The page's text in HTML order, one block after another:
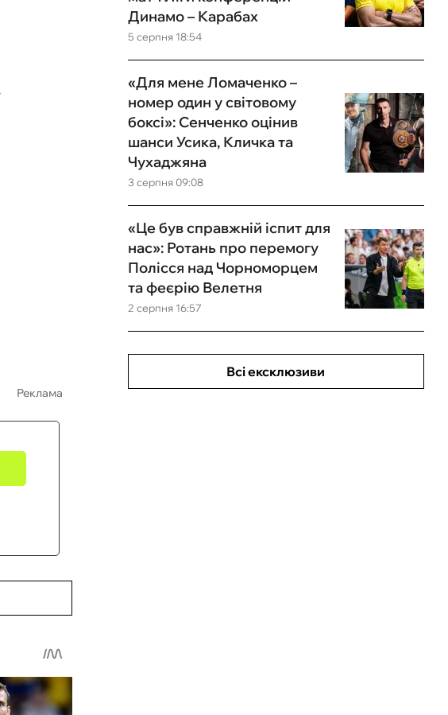
Реклама
5 серпня 18:54
Динамо – Карабах
3 серпня 09:08
«Для мене Ломаченко –
номер один у світовому
боксі»: Сенченко оцінив
шанси Усика, Кличка та
Чухаджяна
2 серпня 16:57
«Це був справжній іспит для
нас»: Ротань про перемогу
Полісся над Чорноморцем
та феєрію Велетня
Всі ексклюзиви